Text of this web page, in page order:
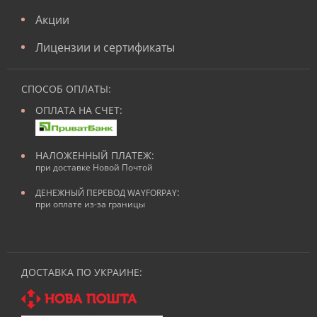
Акции
Лицензии и сертификаты
СПОСОБ ОПЛАТЫ:
ОПЛАТА НА СЧЕТ:
НАЛОЖЕННЫЙ ПЛАТЕЖ:
при доставке Новой Почтой
ДЕНЕЖНЫЙ ПЕРЕВОД WAYFORPAY:
при оплате из-за границы
ДОСТАВКА ПО УКРАИНЕ: